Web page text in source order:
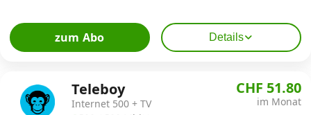
zum Abo Details
Teleboy
Internet 500 + TV
CHF 51.80
im Monat